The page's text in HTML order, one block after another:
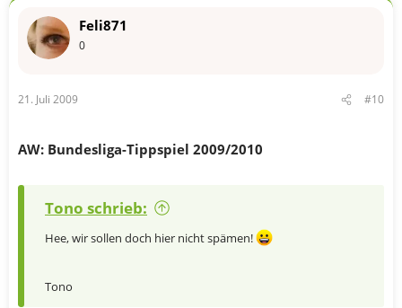
Feli871
0
21. Juli 2009 #10
AW: Bundesliga-Tippspiel 2009/2010
Tono schrieb:
Hee, wir sollen doch hier nicht spämen!
Tono